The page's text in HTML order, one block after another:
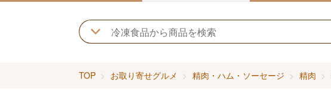
TOP お取り寄せグルメ 精肉・ハム・ソーセージ 精肉